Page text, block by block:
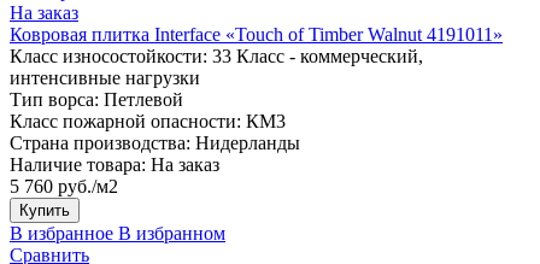
На заказ
Ковровая плитка Interface «Touch of Timber Walnut 4191011»
Класс износостойкости: 33 Класс - коммерческий,
интенсивные нагрузки
Тип ворса: Петлевой
Класс пожарной опасности: КМ3
Страна производства: Нидерланды
Наличие товара: На заказ
5 760 руб./м2
Купить
В избранное В избранном
Сравнить